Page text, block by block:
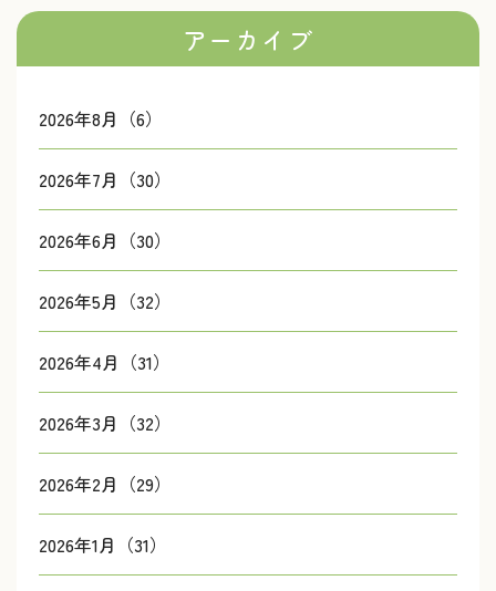
アーカイブ
2026年8月（6）
2026年7月（30）
2026年6月（30）
2026年5月（32）
2026年4月（31）
2026年3月（32）
2026年2月（29）
2026年1月（31）